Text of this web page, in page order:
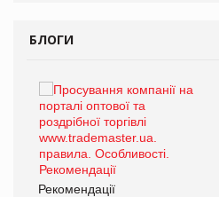
БЛОГИ
Рекомендації